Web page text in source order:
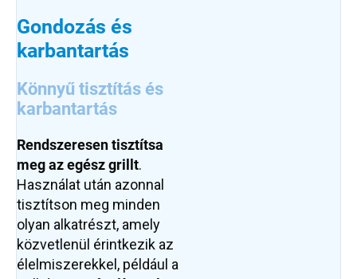
Gondozás és
karbantartás
Könnyű tisztítás és
karbantartás
Rendszeresen tisztítsa
meg az egész grillt.
Használat után azonnal
tisztítson meg minden
olyan alkatrészt, amely
közvetlenül érintkezik az
élelmiszerekkel, például a